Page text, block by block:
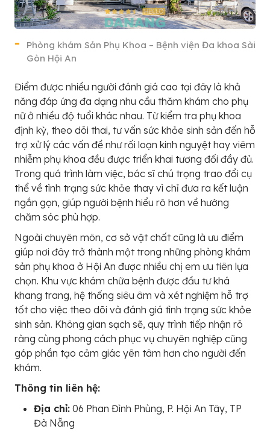
Phòng khám Sản Phụ Khoa – Bệnh viện Đa khoa Sài
Gòn Hội An
Điểm được nhiều người đánh giá cao tại đây là khả
năng đáp ứng đa dạng nhu cầu thăm khám cho phụ
nữ ở nhiều độ tuổi khác nhau. Từ kiểm tra phụ khoa
định kỳ, theo dõi thai, tư vấn sức khỏe sinh sản đến hỗ
trợ xử lý các vấn đề như rối loạn kinh nguyệt hay viêm
nhiễm phụ khoa đều được triển khai tương đối đầy đủ.
Trong quá trình làm việc, bác sĩ chú trọng trao đổi cụ
thể về tình trạng sức khỏe thay vì chỉ đưa ra kết luận
ngắn gọn, giúp người bệnh hiểu rõ hơn về hướng
chăm sóc phù hợp.
Ngoài chuyên môn, cơ sở vật chất cũng là ưu điểm
giúp nơi đây trở thành một trong những phòng khám
sản phụ khoa ở Hội An được nhiều chị em ưu tiên lựa
chọn. Khu vực khám chữa bệnh được đầu tư khá
khang trang, hệ thống siêu âm và xét nghiệm hỗ trợ
tốt cho việc theo dõi và đánh giá tình trạng sức khỏe
sinh sản. Không gian sạch sẽ, quy trình tiếp nhận rõ
ràng cùng phong cách phục vụ chuyên nghiệp cũng
góp phần tạo cảm giác yên tâm hơn cho người đến
khám.
Thông tin liên hệ:
Địa chỉ: 06 Phan Đình Phùng, P. Hội An Tây, TP
Đà Nẵng